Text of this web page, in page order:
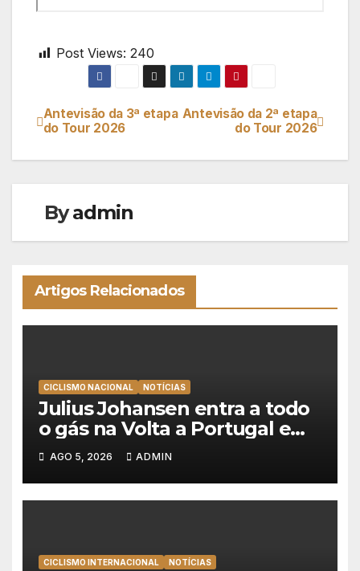
Post Views: 240
Navegação
de
Antevisão da 2ª etapa
do Tour 2026
Antevisão da 3ª etapa
do Tour 2026
Byadmin
Artigos Relacionados
CICLISMO NACIONAL NOTÍCIAS
Julius Johansen entra a todo
o gás na Volta a Portugal e
lidera dobradinha da UAE
Team Emirates em Lisboa
AGO 5, 2026 ADMIN
CICLISMO INTERNACIONAL NOTÍCIAS